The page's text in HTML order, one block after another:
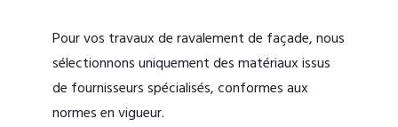
Pour vos travaux de ravalement de façade, nous
sélectionnons uniquement des matériaux issus
de fournisseurs spécialisés, conformes aux
normes en vigueur.